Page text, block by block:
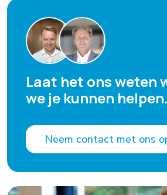
Laat het ons weten
we je kunnen helpen.
Neem contact met ons